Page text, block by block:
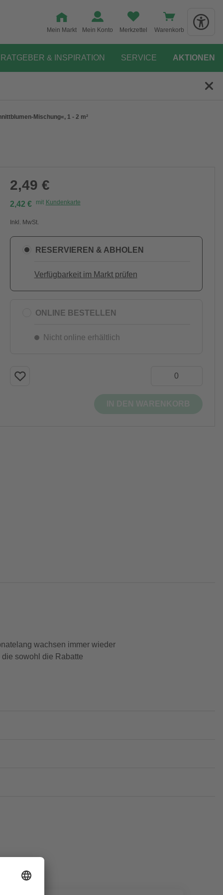
Mein Markt Mein Konto Merkzettel Warenkorb
RATGEBER & INSPIRATION SERVICE AKTIONEN
Mischung«, 1 - 2 m²
2,49 €
2,42 € mit Kundenkarte
Inkl. MwSt.
RESERVIEREN & ABHOLEN
Verfügbarkeit im Markt prüfen
ONLINE BESTELLEN
Nicht online erhältlich
wachsen immer wieder
sowohl die Rabatte